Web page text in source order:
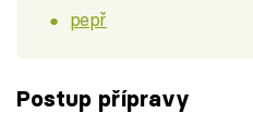
pepř
Postup přípravy